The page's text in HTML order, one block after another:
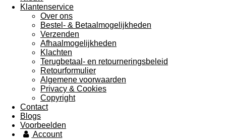
Klantenservice
Over ons
Bestel- & Betaalmogelijkheden
Verzenden
Afhaalmogelijkheden
Klachten
Terugbetaal- en retourneringsbeleid
Retourformulier
Algemene voorwaarden
Privacy & Cookies
Copyright
Contact
Blogs
Voorbeelden
Account